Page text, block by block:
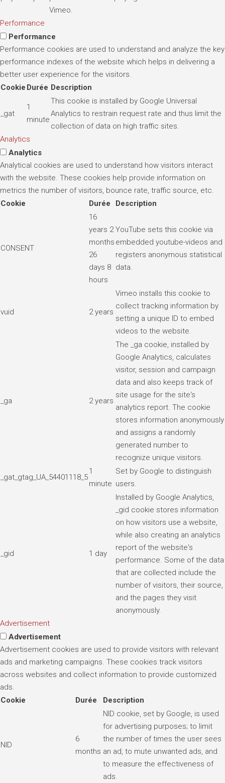
Vimeo.
Performance
Performance
Performance cookies are used to understand and analyze the key
performance indexes of the website which helps in delivering a
better user experience for the visitors.
Cookie Durée Description
_gat
1
minute
This cookie is installed by Google Universal
Analytics to restrain request rate and thus limit the
collection of data on high traffic sites.
Analytics
Analytics
Analytical cookies are used to understand how visitors interact
with the website. These cookies help provide information on
metrics the number of visitors, bounce rate, traffic source, etc.
Cookie
Durée Description
CONSENT
16
years 2
months
26
days 8
hours
YouTube sets this cookie via
embedded youtube-videos and
registers anonymous statistical
data.
vuid 2 years
Vimeo installs this cookie to
collect tracking information by
setting a unique ID to embed
videos to the website.
_ga 2 years
The _ga cookie, installed by
Google Analytics, calculates
visitor, session and campaign
data and also keeps track of
site usage for the site's
analytics report. The cookie
stores information anonymously
and assigns a randomly
generated number to
recognize unique visitors.
_gat_gtag_UA_54401118_5
1
minute
Set by Google to distinguish
users.
_gid 1 day
Installed by Google Analytics,
_gid cookie stores information
on how visitors use a website,
while also creating an analytics
report of the website's
performance. Some of the data
that are collected include the
number of visitors, their source,
and the pages they visit
anonymously.
Advertisement
Advertisement
Advertisement cookies are used to provide visitors with relevant
ads and marketing campaigns. These cookies track visitors
across websites and collect information to provide customized
ads.
Cookie
Durée Description
NID
6
months
NID cookie, set by Google, is used
for advertising purposes; to limit
the number of times the user sees
an ad, to mute unwanted ads, and
to measure the effectiveness of
ads.